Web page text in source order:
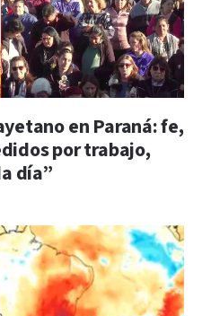
en Paraná: fe,
por trabajo,
día”